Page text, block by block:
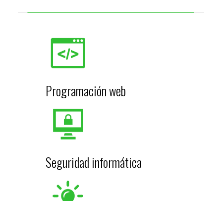
Programación web
Seguridad informática